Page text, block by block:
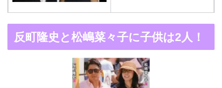
の馴れ初めは「SMAP×S
MAP」！憧れの人との共
演でキムタクがド緊張！
反町隆史と松嶋菜々子に子供は2人！